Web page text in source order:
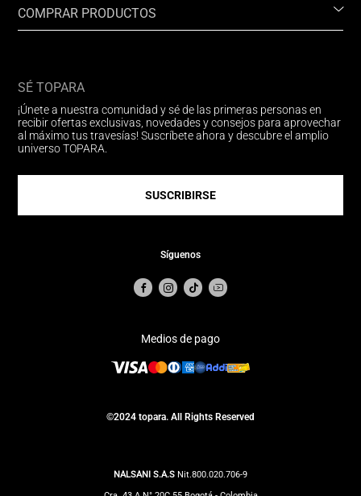
COMPRAR PRODUCTOS
SÉ TOPARA
¡Únete a nuestra comunidad y sé de las primeras personas en
recibir ofertas exclusivas, novedades y consejos para aprovechar
al máximo tus travesías! Suscríbete ahora y descubre el amplio
universo TOPARA.
SUSCRIBIRSE
Síguenos
Medios de pago
©2024 topara. All Rights Reserved
NALSANI S.A.S Nit.800.020.706-9